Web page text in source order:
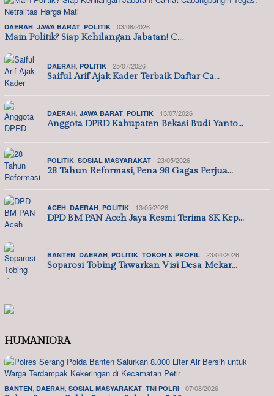
DAERAH JAWA BARAT POLITIK 03/08/2026
Main Politik? Siap Kehilangan Jabatan! C…
DAERAH POLITIK 25/07/2026
Saiful Arif Ajak Kader Terbaik Daftar Ca…
DAERAH JAWA BARAT POLITIK 13/07/2026
Anggota DPRD Kabupaten Bekasi Budi Yanto…
POLITIK SOSIAL MASYARAKAT 23/05/2026
28 Tahun Reformasi, Pena 98 Gagas Perjua…
ACEH DAERAH POLITIK 13/05/2026
DPD BM PAN Aceh Jaya Resmi Terima SK Kep…
BANTEN DAERAH POLITIK TOKOH & PROFIL 23/04/2026
Soparosi Tobing Tawarkan Visi Desa Mekar…
HUMANIORA
BANTEN DAERAH SOSIAL MASYARAKAT TNI POLRI 07/08/2026